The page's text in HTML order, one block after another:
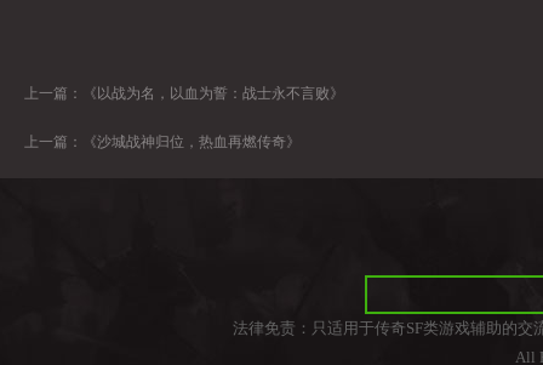
上一篇： 《以战为名，以血为誓：战士永不言败》
上一篇： 《沙城战神归位，热血再燃传奇》
法律免责：只适用于传奇SF类游戏辅助的
All